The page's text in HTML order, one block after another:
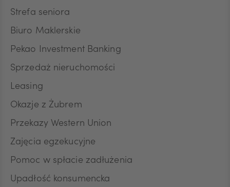
SEK
TRY
Strefa seniora
Biuro Maklerskie
Pekao Investment Banking
Sprzedaż nieruchomości
Leasing
Okazje z Żubrem
Przekazy Western Union
Zajęcia egzekucyjne
Pomoc w spłacie zadłużenia
Upadłość konsumencka